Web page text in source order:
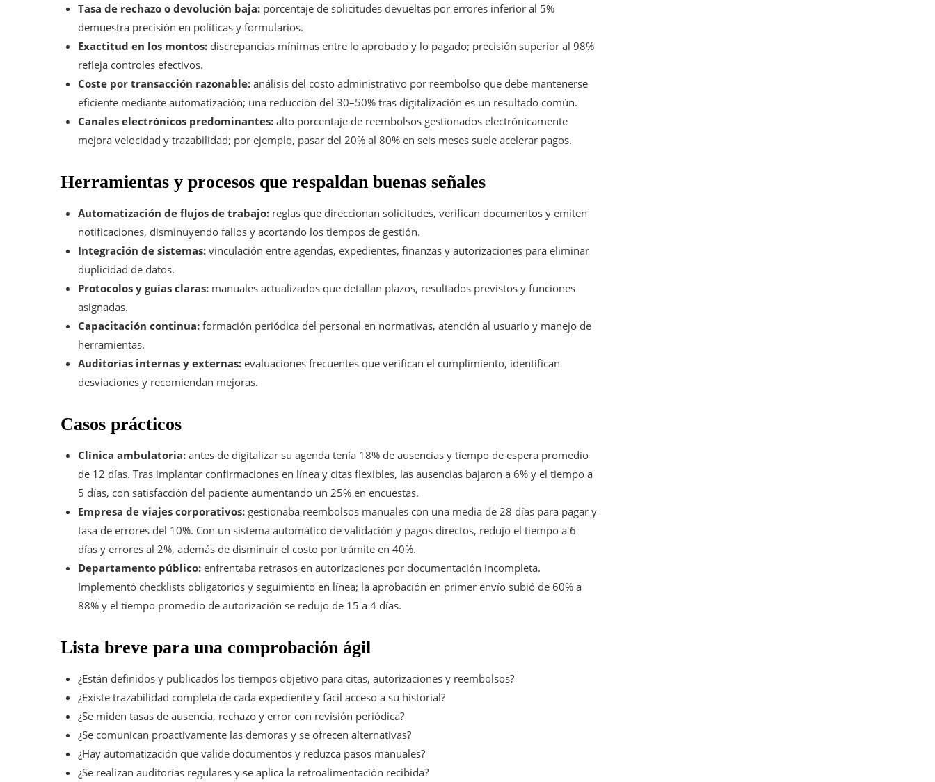
Tasa de rechazo o devolución baja: porcentaje de solicitudes devueltas por errores inferior al 5%
demuestra precisión en políticas y formularios.
Exactitud en los montos: discrepancias mínimas entre lo aprobado y lo pagado; precisión superior al 98%
refleja controles efectivos.
Coste por transacción razonable: análisis del costo administrativo por reembolso que debe mantenerse
eficiente mediante automatización; una reducción del 30–50% tras digitalización es un resultado común.
Canales electrónicos predominantes: alto porcentaje de reembolsos gestionados electrónicamente
mejora velocidad y trazabilidad; por ejemplo, pasar del 20% al 80% en seis meses suele acelerar pagos.
Herramientas y procesos que respaldan buenas señales
Automatización de flujos de trabajo: reglas que direccionan solicitudes, verifican documentos y emiten
notificaciones, disminuyendo fallos y acortando los tiempos de gestión.
Integración de sistemas: vinculación entre agendas, expedientes, finanzas y autorizaciones para eliminar
duplicidad de datos.
Protocolos y guías claras: manuales actualizados que detallan plazos, resultados previstos y funciones
asignadas.
Capacitación continua: formación periódica del personal en normativas, atención al usuario y manejo de
herramientas.
Auditorías internas y externas: evaluaciones frecuentes que verifican el cumplimiento, identifican
desviaciones y recomiendan mejoras.
Casos prácticos
Clínica ambulatoria: antes de digitalizar su agenda tenía 18% de ausencias y tiempo de espera promedio
de 12 días. Tras implantar confirmaciones en línea y citas flexibles, las ausencias bajaron a 6% y el tiempo a
5 días, con satisfacción del paciente aumentando un 25% en encuestas.
Empresa de viajes corporativos: gestionaba reembolsos manuales con una media de 28 días para pagar y
tasa de errores del 10%. Con un sistema automático de validación y pagos directos, redujo el tiempo a 6
días y errores al 2%, además de disminuir el costo por trámite en 40%.
Departamento público: enfrentaba retrasos en autorizaciones por documentación incompleta.
Implementó checklists obligatorios y seguimiento en línea; la aprobación en primer envío subió de 60% a
88% y el tiempo promedio de autorización se redujo de 15 a 4 días.
Lista breve para una comprobación ágil
¿Están definidos y publicados los tiempos objetivo para citas, autorizaciones y reembolsos?
¿Existe trazabilidad completa de cada expediente y fácil acceso a su historial?
¿Se miden tasas de ausencia, rechazo y error con revisión periódica?
¿Se comunican proactivamente las demoras y se ofrecen alternativas?
¿Hay automatización que valide documentos y reduzca pasos manuales?
¿Se realizan auditorías regulares y se aplica la retroalimentación recibida?